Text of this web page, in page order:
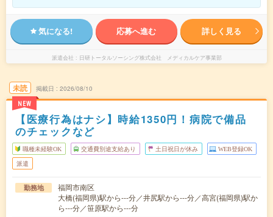
気になる! 応募へ進む 詳しく見る
派遣会社 日研トータルソーシング株式会社 メディカルケア事業部
未読
NEW
掲載日 2026/08/10
【医療行為はナシ】時給1350円！病院で備品
のチェックなど
職種未経験OK 交通費別途支給あり 土日祝日が休み WEB登録OK
派遣
勤務地
福岡市南区
大橋(福岡県)駅から---分／井尻駅から---分／高宮(福岡県)駅か
ら---分／笹原駅から---分